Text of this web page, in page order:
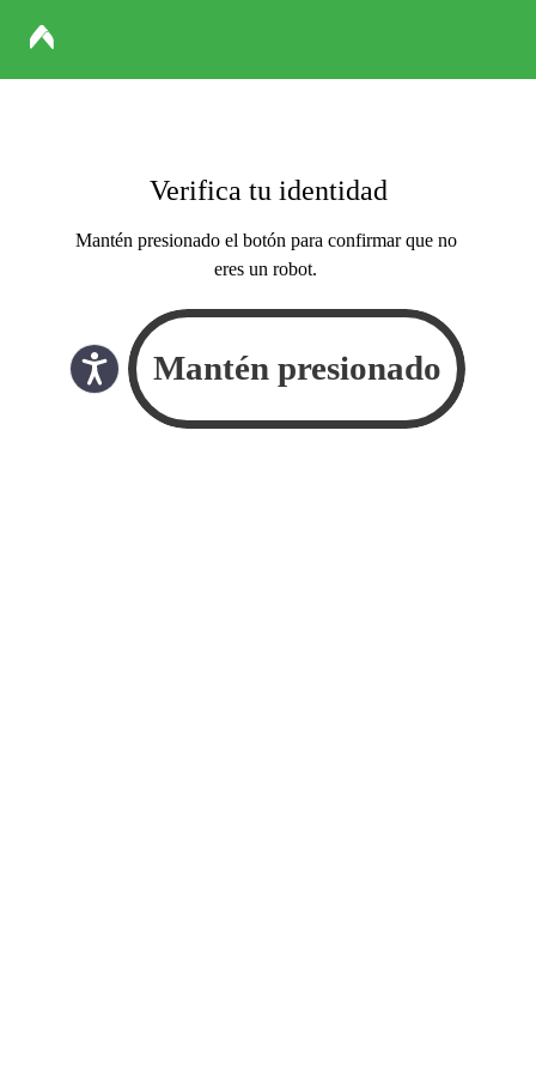
Verifica tu identidad
Mantén presionado el botón para confirmar que no
eres un robot.